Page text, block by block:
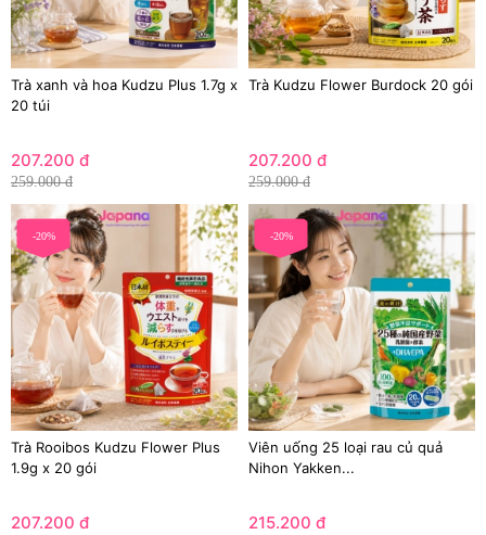
Trà xanh và hoa Kudzu Plus 1.7g x
20 túi
207.200 đ
259.000 đ
Trà Kudzu Flower Burdock 20 gói
207.200 đ
259.000 đ
-20%
Trà Rooibos Kudzu Flower Plus
1.9g x 20 gói
207.200 đ
-20%
Viên uống 25 loại rau củ quả
Nihon Yakken...
215.200 đ